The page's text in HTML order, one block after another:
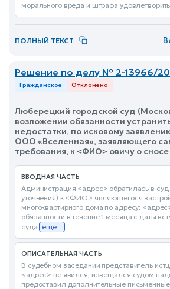
морального вреда и штрафа
ПОЛНЫЙ ТЕКСТ
Решение по делу № 2-13966/
Гражданское Отклонено
Люберецкий городской суд
возложении обязанности
недостатки, по исковому
ООО «Вселенная», заявляющего
требования, к <ФИО> овичу о сносе
ВВОДНАЯ ЧАСТЬ
Администрация <адрес> обратилась в суд
уточнения) к <ФИО> являющегося
многоквартирного дома по адресу:
обязанности в течение 1 месяца с даты
суда еще...
ОПИСАТЕЛЬНАЯ ЧАСТЬ
В судебном заседании представитель
<адрес> не явился, извещался судом
предоставил дополнительные